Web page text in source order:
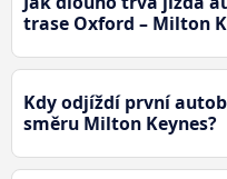
trase Oxford – Milton
Kdy odjíždí první
směru Milton Keynes?